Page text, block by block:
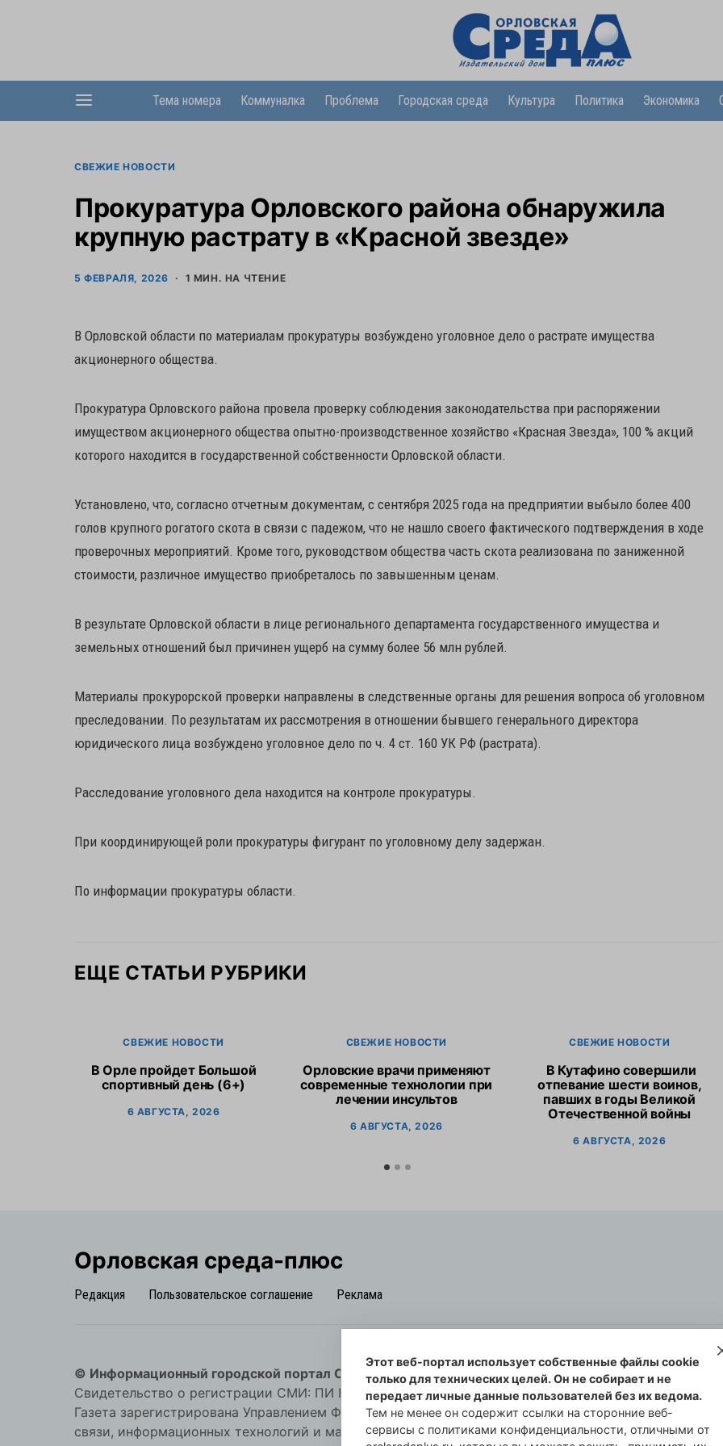
Тема номера Коммуналка Проблема Городская среда Культура Политика Экономика
СВЕЖИЕ НОВОСТИ
Прокуратура Орловского района обнаружила
крупную растрату в «Красной звезде»
5 ФЕВРАЛЯ, 2026 1 МИН. НА ЧТЕНИЕ
В Орловской области по материалам прокуратуры возбуждено уголовное дело о растрате имущества
акционерного общества.
Прокуратура Орловского района провела проверку соблюдения законодательства при распоряжении
имуществом акционерного общества опытно-производственное хозяйство «Красная Звезда», 100 % акций
которого находится в государственной собственности Орловской области.
Установлено, что, согласно отчетным документам, с сентября 2025 года на предприятии выбыло более 400
голов крупного рогатого скота в связи с падежом, что не нашло своего фактического подтверждения в ходе
проверочных мероприятий. Кроме того, руководством общества часть скота реализована по заниженной
стоимости, различное имущество приобреталось по завышенным ценам.
В результате Орловской области в лице регионального департамента государственного имущества и
земельных отношений был причинен ущерб на сумму более 56 млн рублей.
Материалы прокурорской проверки направлены в следственные органы для решения вопроса об уголовном
преследовании. По результатам их рассмотрения в отношении бывшего генерального директора
юридического лица возбуждено уголовное дело по ч. 4 ст. 160 УК РФ (растрата).
Расследование уголовного дела находится на контроле прокуратуры.
При координирующей роли прокуратуры фигурант по уголовному делу задержан.
По информации прокуратуры области.
ЕЩЕ СТАТЬИ РУБРИКИ
СВЕЖИЕ НОВОСТИ
В Орле пройдет Большой
спортивный день (6+)
6 АВГУСТА, 2026
СВЕЖИЕ НОВОСТИ
Орловские врачи применяют
современные технологии при
лечении инсультов
6 АВГУСТА, 2026
СВЕЖИЕ НОВОСТИ
В Кутафино совершили
отпевание шести воинов,
павших в годы Великой
Отечественной войны
6 АВГУСТА, 2026
Орловская cреда-плюс
Редакция Пользовательское соглашение Реклама
© Информационный городской портал Орловская cреда-плюс, 2021-2026
Свидетельство о регистрации СМИ: ПИ №57-00254 от 29 октября 2013 г.
Газета зарегистрирована Управлением Федеральной службы по надзору в сфере
связи, информационных технологий и массовых коммуникаций по Орловской
Этот веб-портал использует собственные файлы cookie
только для технических целей. Он не собирает и не
передает личные данные пользователей без их ведома.
Тем не менее он содержит ссылки на сторонние веб-
сервисы с политиками конфиденциальности, отличными от